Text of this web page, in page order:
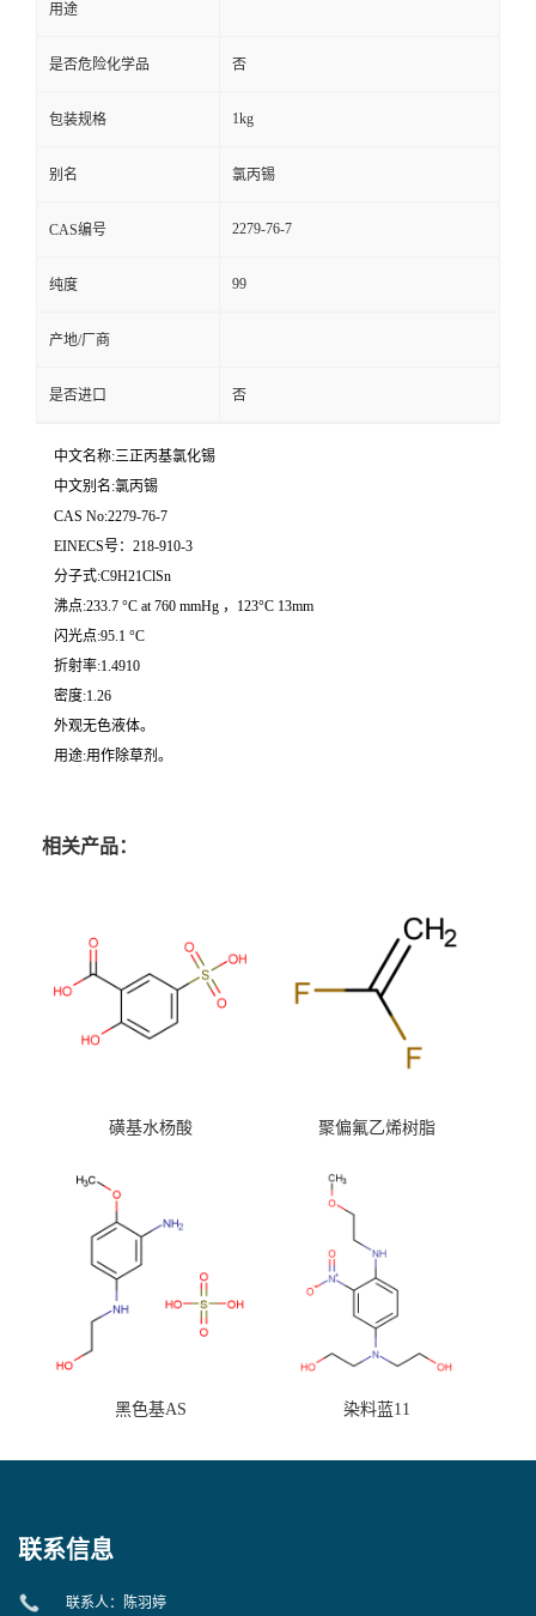
用途
是否危险化学品 否
包装规格 1kg
别名 氯丙锡
CAS编号 2279-76-7
纯度 99
产地/厂商
是否进口 否
中文名称:三正丙基氯化锡
中文别名:氯丙锡
CAS No:2279-76-7
EINECS号：218-910-3
分子式:C9H21ClSn
沸点:233.7 °C at 760 mmHg ，123°C 13mm
闪光点:95.1 °C
折射率:1.4910
密度:1.26
外观无色液体。
用途:用作除草剂。
相关产品：
磺基水杨酸 聚偏氟乙烯树脂
黑色基AS 染料蓝11
联系信息
联系人：陈羽婷